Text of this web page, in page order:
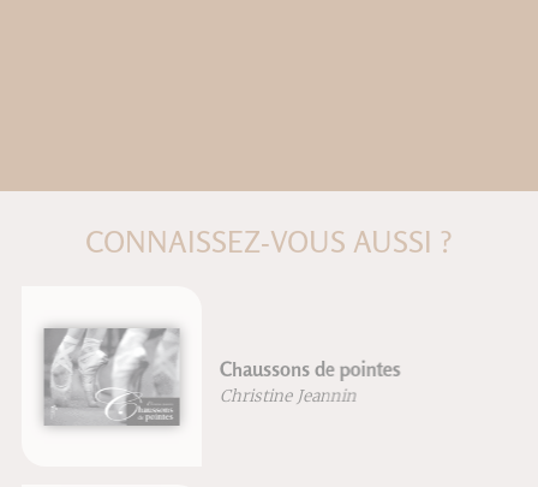
CONNAISSEZ-VOUS AUSSI ?
Chaussons de pointes
Christine Jeannin